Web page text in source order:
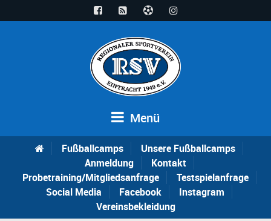
Menü
Fußballcamps
Unsere Fußballcamps
Anmeldung
Kontakt
Probetraining/Mitgliedsanfrage
Testspielanfrage
Social Media
Facebook
Instagram
Vereinsbekleidung